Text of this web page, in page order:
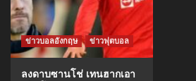
ข่าวบอลอังกฤษ ข่าวฟุตบอล
ลงดาบซานโช่ เทนฮากเอา